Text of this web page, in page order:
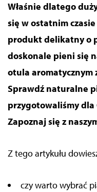
Właśnie dlatego
się w ostatnim
produkt delikatny o
doskonale pieni się
otula aromatycznym
Sprawdź naturalne
przygotowaliśmy
Zapoznaj się z
Z tego artykułu
czy warto wybrać